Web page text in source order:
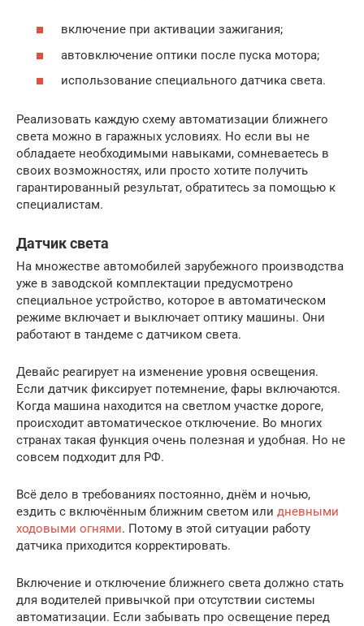
включение при активации зажигания;
автовключение оптики после пуска мотора;
использование специального датчика света.
Реализовать каждую схему автоматизации ближнего
света можно в гаражных условиях. Но если вы не
обладаете необходимыми навыками, сомневаетесь в
своих возможностях, или просто хотите получить
гарантированный результат, обратитесь за помощью к
специалистам.
Датчик света
На множестве автомобилей зарубежного производства
уже в заводской комплектации предусмотрено
специальное устройство, которое в автоматическом
режиме включает и выключает оптику машины. Они
работают в тандеме с датчиком света.
Девайс реагирует на изменение уровня освещения.
Если датчик фиксирует потемнение, фары включаются.
Когда машина находится на светлом участке дороге,
происходит автоматическое отключение. Во многих
странах такая функция очень полезная и удобная. Но не
совсем подходит для РФ.
Всё дело в требованиях постоянно, днём и ночью,
ездить с включённым ближним светом или дневными
ходовыми огнями. Потому в этой ситуации работу
датчика приходится корректировать.
Включение и отключение ближнего света должно стать
для водителей привычкой при отсутствии системы
автоматизации. Если забывать про освещение перед